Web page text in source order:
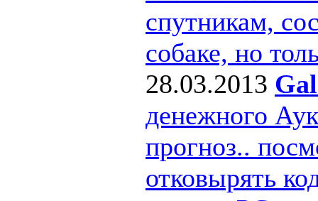
спутникам,
собаке, но
28.03.2013
денежного
прогноз..
отковырять